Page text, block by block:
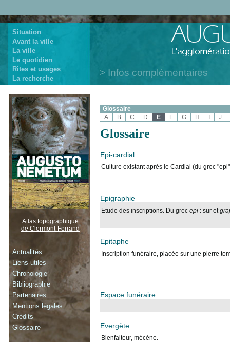
Situation
Avant la ville
La ville
Le quotidien
Rites et usages
La recherche
Infos complémentaires
Glossaire
A
B C D E F G H J
Glossaire
Epi-cardial
Culture existant après le Cardial (du grec
Epigraphie
Etude des inscriptions. Du grec epi : sur et
Epitaphe
Inscription funéraire, placée sur une pierre
Espace funéraire
Evergète
Bienfaiteur, mécène.
Atlas topographique
de Clermont-Ferrand
Actualités
Liens utiles
Chronologie
Bibliographie
Partenaires
Mentions légales
Crédits
Glossaire